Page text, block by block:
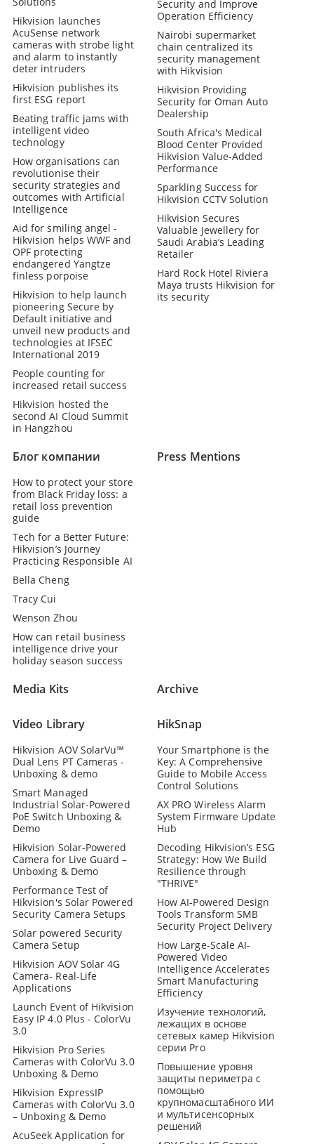
Hikvision launches
AcuSense network
cameras with strobe light
and alarm to instantly
deter intruders
Hikvision publishes its
first ESG report
Beating traffic jams with
intelligent video
technology
How organisations can
revolutionise their
security strategies and
outcomes with Artificial
Intelligence
Aid for smiling angel -
Hikvision helps WWF and
OPF protecting
endangered Yangtze
finless porpoise
Hikvision to help launch
pioneering Secure by
Default initiative and
unveil new products and
technologies at IFSEC
International 2019
People counting for
increased retail success
Hikvision hosted the
second AI Cloud Summit
in Hangzhou
Security and Improve
Operation Efficiency
Nairobi supermarket
chain centralized its
security management
with Hikvision
Hikvision Providing
Security for Oman Auto
Dealership
South Africa's Medical
Blood Center Provided
Hikvision Value-Added
Performance
Sparkling Success for
Hikvision CCTV Solution
Hikvision Secures
Valuable Jewellery for
Saudi Arabia’s Leading
Retailer
Hard Rock Hotel Riviera
Maya trusts Hikvision for
its security
Блог компании
How to protect your store
from Black Friday loss: a
retail loss prevention
guide
Tech for a Better Future:
Hikvision’s Journey
Practicing Responsible AI
Bella Cheng
Tracy Cui
Wenson Zhou
How can retail business
intelligence drive your
holiday season success
Press Mentions
Media Kits Archive
Video Library
Hikvision AOV SolarVu™
Dual Lens PT Cameras -
Unboxing & demo
Smart Managed
Industrial Solar-Powered
PoE Switch Unboxing &
Demo
Hikvision Solar-Powered
Camera for Live Guard –
Unboxing & Demo
Performance Test of
Hikvision's Solar Powered
Security Camera Setups
Solar powered Security
Camera Setup
Hikvision AOV Solar 4G
Camera- Real-Life
Applications
Launch Event of Hikvision
Easy IP 4.0 Plus - ColorVu
3.0
Hikvision Pro Series
Cameras with ColorVu 3.0
Unboxing & Demo
Hikvision ExpressIP
Cameras with ColorVu 3.0
– Unboxing & Demo
AcuSeek Application for
HikSnap
Your Smartphone is the
Key: A Comprehensive
Guide to Mobile Access
Control Solutions
AX PRO Wireless Alarm
System Firmware Update
Hub
Decoding Hikvision’s ESG
Strategy: How We Build
Resilience through
"THRIVE"
How AI-Powered Design
Tools Transform SMB
Security Project Delivery
How Large-Scale AI-
Powered Video
Intelligence Accelerates
Smart Manufacturing
Efficiency
Изучение технологий,
лежащих в основе
сетевых камер Hikvision
серии Pro
Повышение уровня
защиты периметра с
помощью
крупномасштабного ИИ
и мультисенсорных
решений